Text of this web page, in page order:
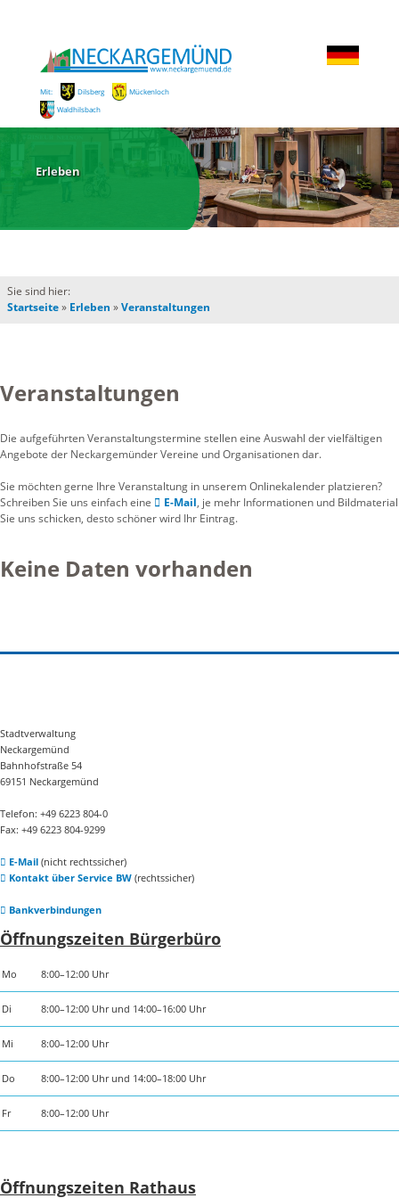
Mit: Dilsberg
Mückenloch
Waldhilsbach
Erleben
Sie sind hier:
Startseite» Erleben »Veranstaltungen
Veranstaltungen
Die aufgeführten Veranstaltungstermine stellen eine Auswahl der vielfältigen
Angebote der Neckargemünder Vereine und Organisationen dar.
Sie möchten gerne Ihre Veranstaltung in unserem Onlinekalender platzieren?
Schreiben Sie uns einfach eine
E-Mail, je mehr Informationen und Bildmaterial
Sie uns schicken, desto schöner wird Ihr Eintrag.
Keine Daten vorhanden
Stadtverwaltung
Neckargemünd
Bahnhofstraße 54
69151 Neckargemünd
Telefon: +49 6223 804-0
Fax: +49 6223 804-9299
E-Mail(nicht rechtssicher)
Kontakt über Service BW(rechtssicher)
Bankverbindungen
Öffnungszeiten Bürgerbüro
Mo 8:00–12:00 Uhr
Di 8:00–12:00 Uhr und 14:00–16:00 Uhr
Mi 8:00–12:00 Uhr
Do 8:00–12:00 Uhr und 14:00–18:00 Uhr
Fr 8:00–12:00 Uhr
Öffnungszeiten Rathaus